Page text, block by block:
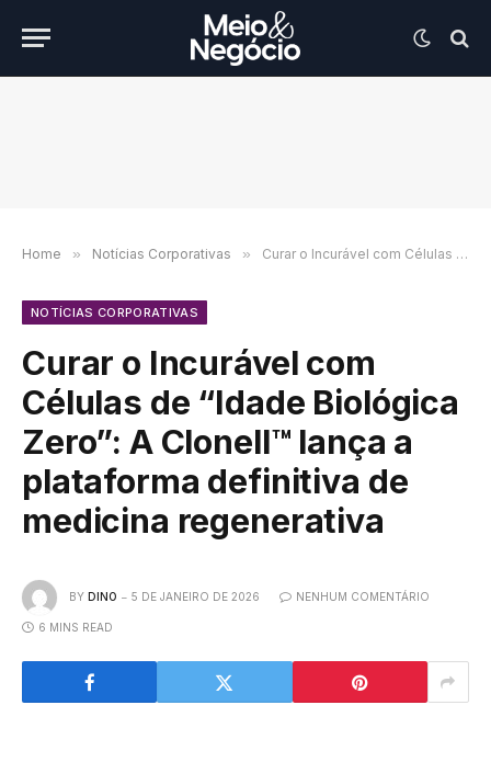
Home » Notícias Corporativas » Curar o Incurável com Células de “Idade Biológica Zero”: A Clonell™ lança a plataforma definitiva de medicina regenerativa
NOTÍCIAS CORPORATIVAS
Curar o Incurável com
Células de “Idade Biológica
Zero”: A Clonell™ lança a
plataforma definitiva de
medicina regenerativa
BY DINO 5 DE JANEIRO DE 2026 NENHUM COMENTÁRIO
6 MINS READ